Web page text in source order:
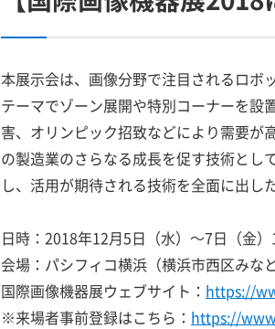
本展示会は、画像分野で注目されるロボ
テーマでゾーン展開や特別コーナーを設
害、オリンピック招致などにより需要が
の製造業のさらなる成長を促す技術とし
し、活用が期待される技術を全面に出し
日時：2018年12月5日（水）～7日（金
会場：パシフィコ横浜（横浜市西区みな
国際画像機器展ウェブサイト： https://
※来場者事前登録はこちら： https://